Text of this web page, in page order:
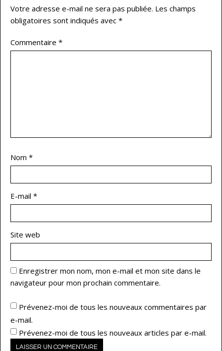
Votre adresse e-mail ne sera pas publiée. Les champs
obligatoires sont indiqués avec *
Commentaire *
Nom *
E-mail *
Site web
Enregistrer mon nom, mon e-mail et mon site dans le
navigateur pour mon prochain commentaire.
Prévenez-moi de tous les nouveaux commentaires par
e-mail.
Prévenez-moi de tous les nouveaux articles par e-mail.